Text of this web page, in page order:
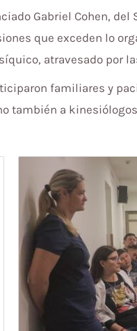
Gabriel Cohen,
que exceden lo
atravesado por
familiares y
también a